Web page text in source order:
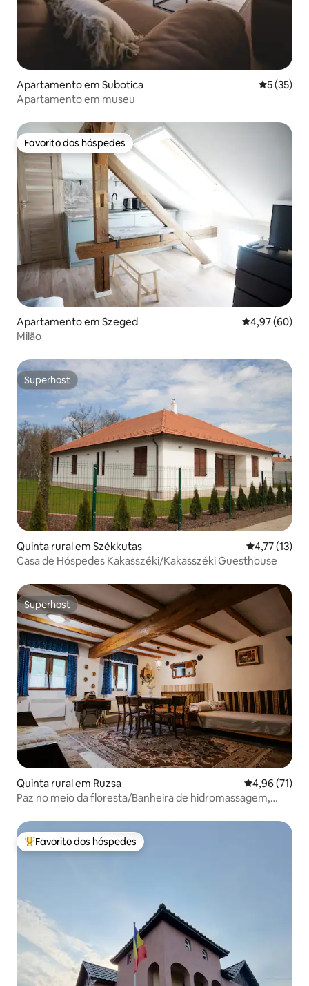
Apartamento em Subotica
5 (35)
Apartamento em museu
Favorito dos hóspedes
Favorito dos hóspedes
Apartamento em Szeged Classificação
4,97 (60)
Milão
Superhost
Superhost
Quinta rural em Székkutas
4,77 (13)
Casa de Hóspedes Kakasszéki/Kakasszéki Guesthouse
Superhost
Superhost
Quinta rural em Ruzsa Classificação
4,96 (71)
Paz no meio da floresta/Banheira de hidromassagem,
Favoritos dos hóspedes mais apreciados
Favorito dos hóspedes